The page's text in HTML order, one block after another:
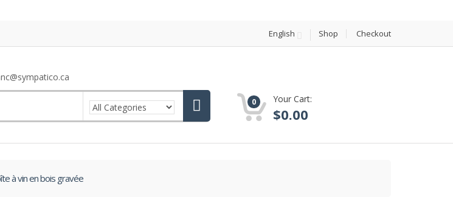
English Shop Checkout
0 Your Cart:
$0.00
à vin en bois gravée